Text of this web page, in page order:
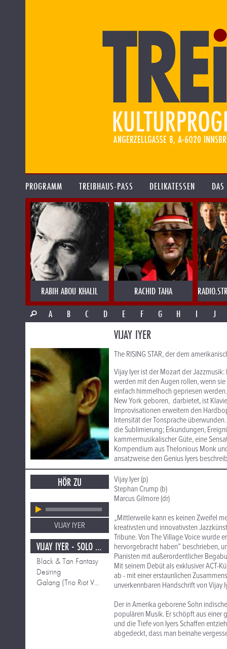
PROGRAMM TREIBHAUS-PASS DELIKATESSEN
RABIH ABOU KHALIL RACHID TAHA
A
B C D E F G H I J
VIJAY IYER
The RISING STAR, der dem
Vijay Iyer ist der Mozart der
werden mit den Augen rollen, wenn
einfach himmelhoch gepriesen
New York geboren, darbietet, ist
Improvisationen erweitern den
Intensität der Tonsprache
die Sublimierung; Erkundungen,
kammermusikalischer Güte, eine
Kompendium aus Thelonious Monk
ansatzweise den Genius Iyers
HÖR ZU
VIJAY IYER
VIJAY IYER - SOLO / HISTORICITY
Black & Tan Fantasy
Desiring
Galang (Trio Riot Version)
Vijay Iyer (p)
Stephan Crump (b)
Marcus Gilmore (dr)
„Mittlerweile kann es keinen Zweifel
kreativsten und innovativsten
Tribune. Von The Village Voice wurde
hervorgebracht haben” beschrieben,
Pianisten mit außerordentlicher
Mit seinem Debüt als exklusiver ACT-
ab - mit einer erstaunlichen
unverkennbaren Handschrift von Vijay
Der in Amerika geborene Sohn
populären Musik. Er schöpft aus
und die Tiefe von Iyers Schaffen
abgedeckt, dass man beinahe